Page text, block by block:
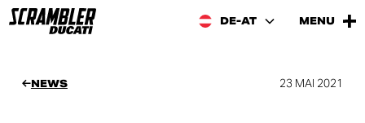
DE-AT MENU
NEWS 23 MAI 2021